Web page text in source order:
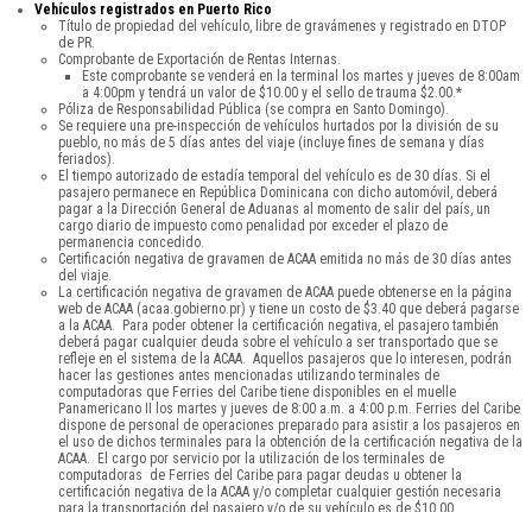
Vehículos registrados en Puerto Rico
Título de propiedad del vehículo, libre de gravámenes y registrado en DTOP
de PR.
Comprobante de Exportación de Rentas Internas.
Este comprobante se venderá en la terminal los martes y jueves de 8:00am
a 4:00pm y tendrá un valor de $10.00 y el sello de trauma $2.00.*
Póliza de Responsabilidad Pública (se compra en Santo Domingo).
Se requiere una pre-inspección de vehículos hurtados por la división de su
pueblo, no más de 5 días antes del viaje (incluye fines de semana y días
feriados).
El tiempo autorizado de estadía temporal del vehículo es de 30 días. Si el
pasajero permanece en República Dominicana con dicho automóvil, deberá
pagar a la Dirección General de Aduanas al momento de salir del país, un
cargo diario de impuesto como penalidad por exceder el plazo de
permanencia concedido.
Certificación negativa de gravamen de ACAA emitida no más de 30 días antes
del viaje.
La certificación negativa de gravamen de ACAA puede obtenerse en la página
web de ACAA (acaa.gobierno.pr) y tiene un costo de $3.40 que deberá pagarse
a la ACAA. Para poder obtener la certificación negativa, el pasajero también
deberá pagar cualquier deuda sobre el vehículo a ser transportado que se
refleje en el sistema de la ACAA. Aquellos pasajeros que lo interesen, podrán
hacer las gestiones antes mencionadas utilizando terminales de
computadoras que Ferries del Caribe tiene disponibles en el muelle
Panamericano II los martes y jueves de 8:00 a.m. a 4:00 p.m. Ferries del Caribe
dispone de personal de operaciones preparado para asistir a los pasajeros en
el uso de dichos terminales para la obtención de la certificación negativa de la
ACAA. El cargo por servicio por la utilización de los terminales de
computadoras de Ferries del Caribe para pagar deudas u obtener la
certificación negativa de la ACAA y/o completar cualquier gestión necesaria
para la transportación del pasajero y/o de su vehículo es de $10.00.